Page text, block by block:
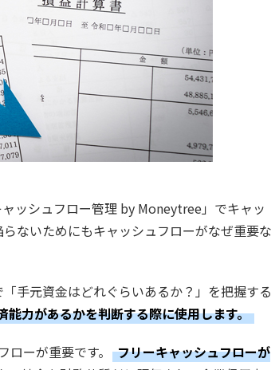
ッシュフロー管理 by Moneytree」でキャッ
ないためにもキャッシュフローがなぜ重要な
手元資金はどれぐらいあるか？」を把握する
力があるかを判断する際に使用します。
ーが重要です。
フリーキャッシュフローが